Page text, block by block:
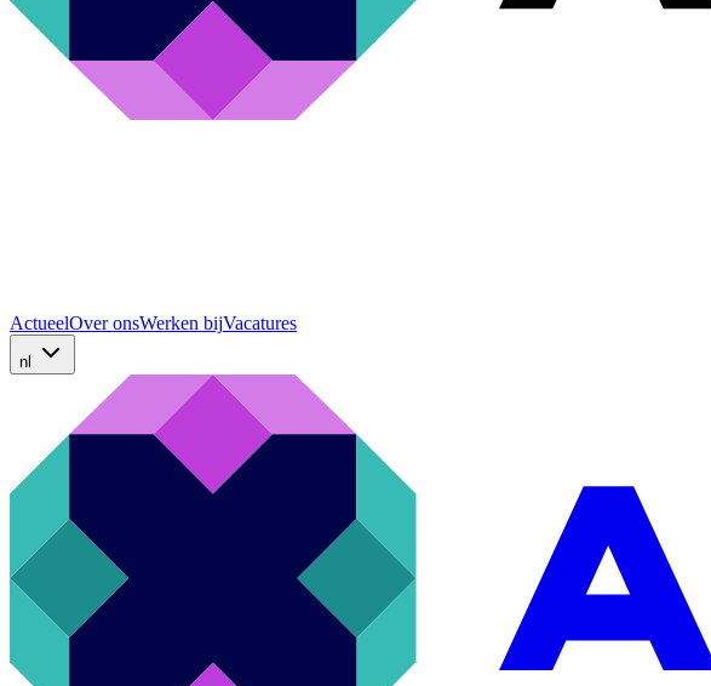
ActueelOver onsWerken bijVacatures
nl